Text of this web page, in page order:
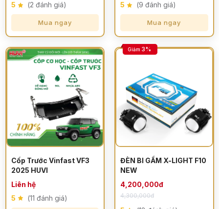
5 (2 đánh giá)
Mua ngay
5 (9 đánh giá)
Mua ngay
Cốp Trước Vinfast VF3
2025 HUVI
Liên hệ
5
(11 đánh giá)
Giảm 3%
ĐÈN BI GẦM X-LIGHT F10
NEW
4,200,000đ
4,300,000đ